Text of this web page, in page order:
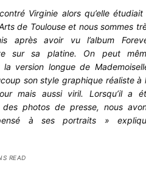
Virginie alors qu’elle étudiait
de Toulouse et nous sommes
après avoir vu l’album
sur sa platine. On peut
la version longue de
son style graphique réaliste à
mais aussi viril. Lorsqu’il a
photos de presse, nous
à ses portraits »
READ